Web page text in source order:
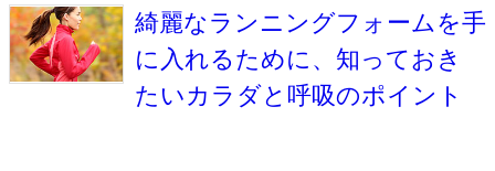
綺麗なランニングフォームを手
に入れるために、知っておき
たいカラダと呼吸のポイント